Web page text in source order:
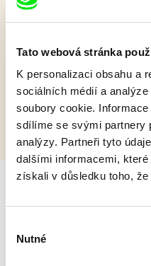
Tato webová stránka
K personalizaci obsahu a
sociálních médií a
soubory cookie.
sdílíme se svými partnery
analýzy. Partneři tyto
dalšími informacemi,
získali v důsledku toho,
souhlasu
Nutné
Dva nejlepší záchranáři
úplně podle plánu.
Zobrazit více